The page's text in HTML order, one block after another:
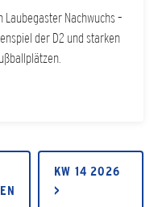
Nachwuchs –
der D2 und starken
KW 14 2026
>